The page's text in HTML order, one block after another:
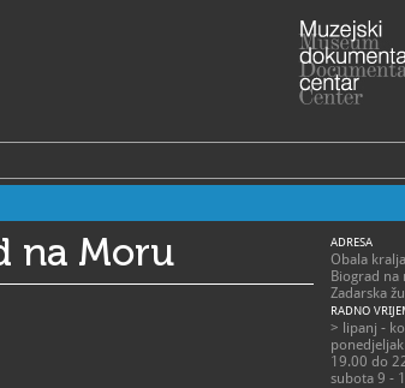
na Moru ADRESA
Obala
Biograd na
Zadarska
RADNO
> lipanj -
19.00 do
subota 9 -